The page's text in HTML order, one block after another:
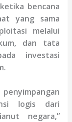
bencana
yang sama
melalui
dan tata
investasi
logis dari
negara,”